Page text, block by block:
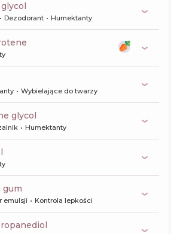
glycol
Dezodorant Humektanty
Wybielające do twarzy
glycol
Humektanty
gum
emulsji Kontrola lepkości